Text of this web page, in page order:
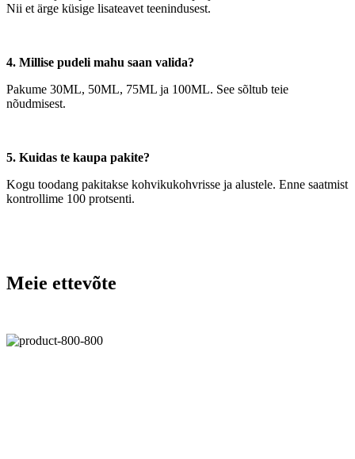
Nii et ärge küsige lisateavet teenindusest.
4. Millise pudeli mahu saan valida?
Pakume 30ML, 50ML, 75ML ja 100ML. See sõltub teie
nõudmisest.
5. Kuidas te kaupa pakite?
Kogu toodang pakitakse kohvikukohvrisse ja alustele. Enne saatmist
kontrollime 100 protsenti.
Meie ettevõte